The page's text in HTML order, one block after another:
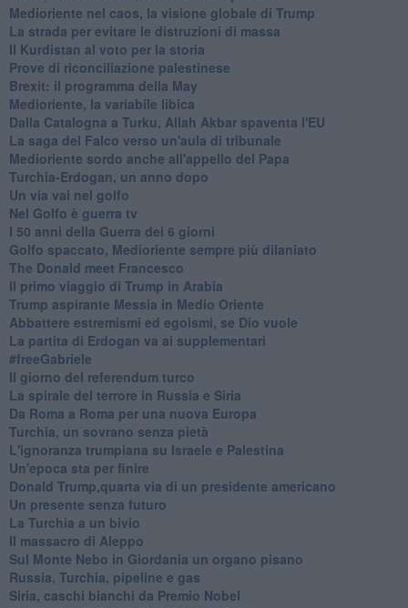
Medioriente nel caos, la visione globale di Trump
La strada per evitare le distruzioni di massa
Il Kurdistan al voto per la storia
Prove di riconciliazione palestinese
Brexit: il programma della May
Medioriente, la variabile libica
Dalla Catalogna a Turku, Allah Akbar spaventa l'EU
La saga del Falco verso un'aula di tribunale
Medioriente sordo anche all'appello del Papa
Turchia-Erdogan, un anno dopo
Un via vai nel golfo
Nel Golfo è guerra tv
I 50 anni della Guerra dei 6 giorni
Golfo spaccato, Medioriente sempre più dilaniato
The Donald meet Francesco
Il primo viaggio di Trump in Arabia
Trump aspirante Messia in Medio Oriente
Abbattere estremismi ed egoismi, se Dio vuole
La partita di Erdogan va ai supplementari
#freeGabriele
Il giorno del referendum turco
La spirale del terrore in Russia e Siria
Da Roma a Roma per una nuova Europa
Turchia, un sovrano senza pietà
L'ignoranza trumpiana su Israele e Palestina
Un'epoca sta per finire
Donald Trump,quarta via di un presidente americano
Un presente senza futuro
La Turchia a un bivio
Il massacro di Aleppo
Sul Monte Nebo in Giordania un organo pisano
Russia, Turchia, pipeline e gas
Siria, caschi bianchi da Premio Nobel